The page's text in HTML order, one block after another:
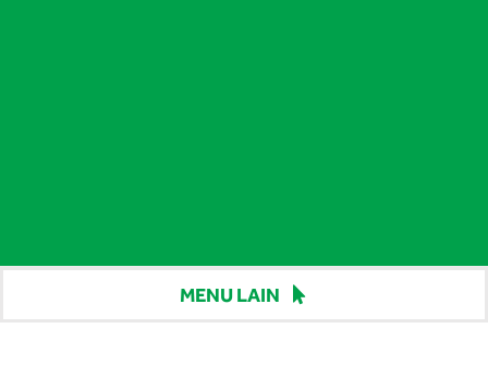
MENU LAIN